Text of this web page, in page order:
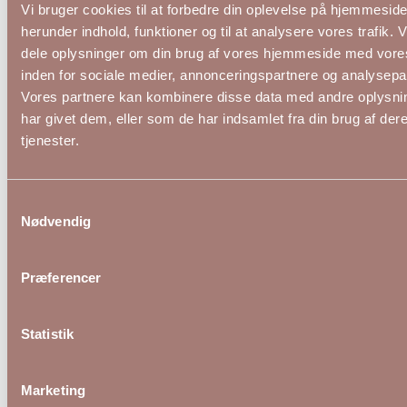
Vi bruger cookies til at forbedre din oplevelse på
herunder indhold, funktioner og til at analysere vores trafik.
dele oplysninger om din brug af vores hjemmeside med
inden for sociale medier, annonceringspartnere og
Vores partnere kan kombinere disse data med andre
har givet dem, eller som de har indsamlet fra din brug af
tjenester.
Nødvendig
Præferencer
Statistik
Marketing
Zoey Rosie tunika i creme med tone-i-tone
mønster.
S (42-44) M (46-48)
Zoey